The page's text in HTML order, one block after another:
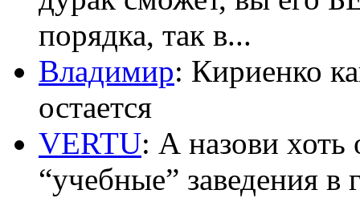
порядка, так в...
Владимир: Кириенко
остается
VERTU: А назови хоть
“учебные” заведения